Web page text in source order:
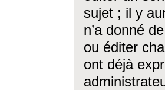
sujet ; il y
n’a donné
ou éditer
ont déjà